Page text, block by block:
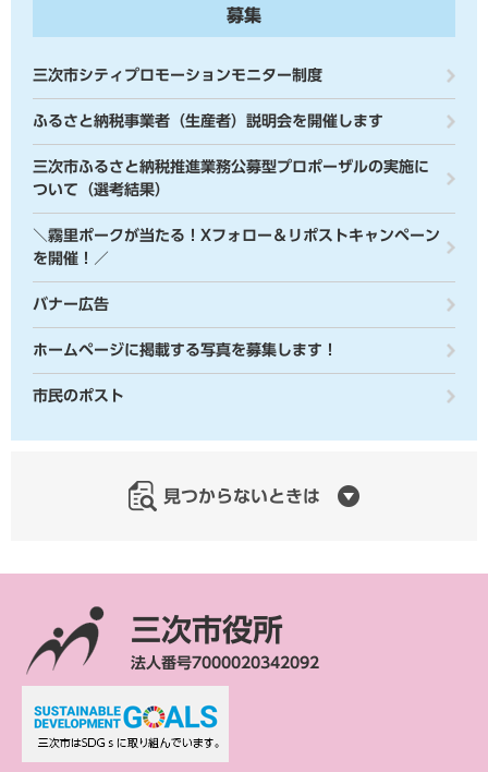
募集
三次市シティプロモーションモニター制度
ふるさと納税事業者（生産者）説明会を開催します
三次市ふるさと納税推進業務公募型プロポーザルの実施に
ついて（選考結果）
＼霧里ポークが当たる！Xフォロー＆リポストキャンペーン
を開催！／
バナー広告
ホームページに掲載する写真を募集します！
市民のポスト
見つからないときは
三次市役所
法人番号7000020342092